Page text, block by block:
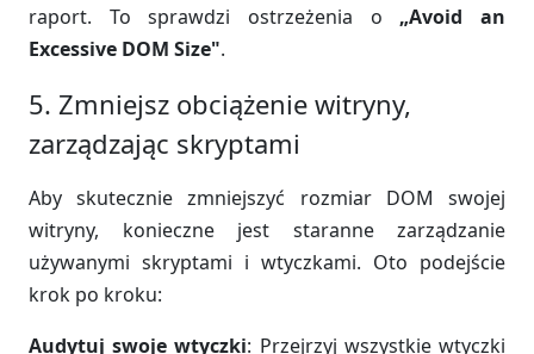
raport. To sprawdzi ostrzeżenia o„Avoid an
Excessive DOM Size".
5. Zmniejsz obciążenie witryny,
zarządzając skryptami
Aby skutecznie zmniejszyć rozmiar DOM swojej
witryny, konieczne jest staranne zarządzanie
używanymi skryptami i wtyczkami. Oto podejście
krok po kroku:
Audytuj swoje wtyczki: Przejrzyj wszystkie wtyczki